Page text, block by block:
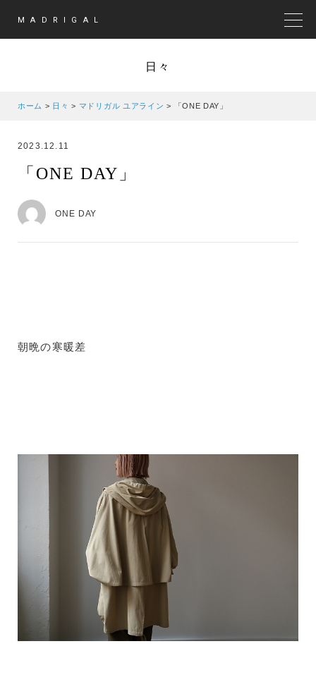
MADRIGAL
日々
ホーム > 日々 > マドリガル ユアライン > 「ONE DAY」
2023.12.11
「ONE DAY」
ONE DAY
朝晩の寒暖差